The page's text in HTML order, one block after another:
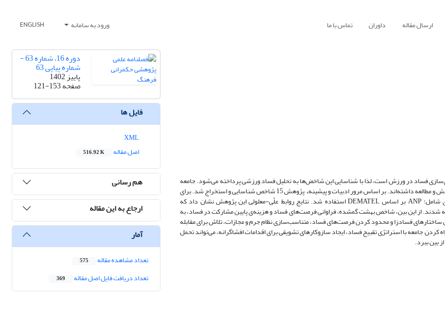
ارسال مقاله داوران تماس با ما ورود به سامانه ENGLISH
فساد در ورزش است، لذا با شناسایی این شاخض‌ها به تحلیل فساد ورزشی پرداخته می‌شود. جامعه
تحقیق، 23 نفر از خبرگان بین‌المللی می-باشد که در زمینه فساد سابقه پژوهش و مطالعه داشته‌اند. بر اساس مرور ادبیات و پیشینهء پژوهش 15 شاخص شناسایی و استخراج شد. برای
تجزیه تحلیل داده‌ها از روش ترکیبی تئوری تصمیم‌گیری چند معیاره فازی شامل: ANP بر اساس DEMATEL استفاده شد. نتایج روابط علّی-معلولی این پژوهش نشان داد که
(علت)، شناخته شدند. از این بین، شاخص بهشت گمشده، فراوانی فرصت‌های فساد و هزینه‌ی پایین مشارکت در فساد، به
ساختارهای فسادزا و محدود کردن فرصت‌های فساد، متناسب‌سازی نظام جرم و مجازات، تلاش برای مقابله
جامعه با استراتژی تقبیح فساد، ایجاد سازوکارهای تشویقی برای اقدامات افشاگرانه، می‌تواند تحمل
بین ببرد.
دوره 16، شماره 63 -
شماره پیاپی 63
پاییز 1402
صفحه121-153
فایل ها
اصل مقاله
516.92 K
هم رسانی
ارجاع به این مقاله
آمار
تعداد مشاهده مقاله 575
تعداد دریافت فایل اصل مقاله 369